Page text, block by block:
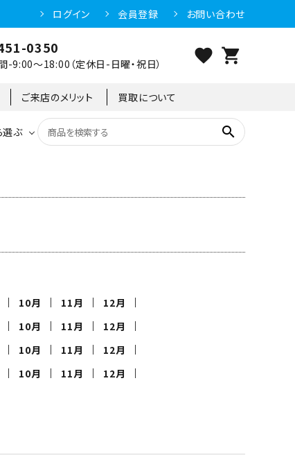
ログイン 会員登録 お問い合わせ
0350
-9:00～18:00（定休日-日曜・祝日） favorite shopping_cart
ご来店のメリット 買取について
洗浄機器
冷凍ストッカー
ゆで麺機
恒温高湿庫
恒温高湿庫
55kg
95kg
冷凍ショーケース
IH・電磁調理器・電気コンロ
選ぶ
東京足立店
search
10月 11月
12月
10月 11月
12月
10月 11月
12月
10月 11月
12月